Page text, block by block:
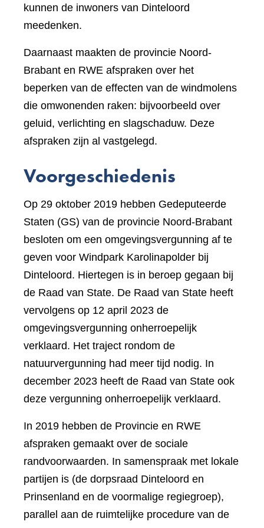
kunnen de inwoners van Dinteloord
meedenken.
Daarnaast maakten de provincie Noord-
Brabant en RWE afspraken over het
beperken van de effecten van de windmolens
die omwonenden raken: bijvoorbeeld over
geluid, verlichting en slagschaduw. Deze
afspraken zijn al vastgelegd.
Voorgeschiedenis
Op 29 oktober 2019 hebben Gedeputeerde
Staten (GS) van de provincie Noord-Brabant
besloten om een omgevingsvergunning af te
geven voor Windpark Karolinapolder bij
Dinteloord. Hiertegen is in beroep gegaan bij
de Raad van State. De Raad van State heeft
vervolgens op 12 april 2023 de
omgevingsvergunning onherroepelijk
verklaard. Het traject rondom de
natuurvergunning had meer tijd nodig. In
december 2023 heeft de Raad van State ook
deze vergunning onherroepelijk verklaard.
In 2019 hebben de Provincie en RWE
afspraken gemaakt over de sociale
randvoorwaarden. In samenspraak met lokale
partijen is (de dorpsraad Dinteloord en
Prinsenland en de voormalige regiegroep),
parallel aan de ruimtelijke procedure van de